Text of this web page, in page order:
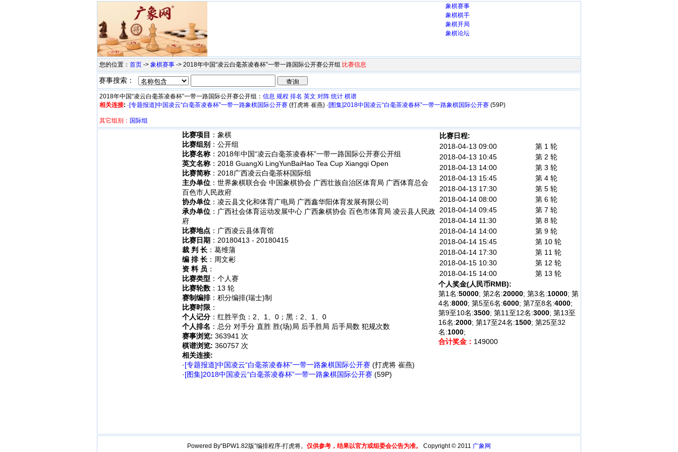
象棋赛事
象棋棋手
象棋开局
象棋论坛
您的位置： 首页 -> 象棋赛事 -> 2018年中国“凌云白毫茶凌春杯”一带一路国际公开赛公开组 比赛信息
赛事搜索：
2018年中国“凌云白毫茶凌春杯”一带一路国际公开赛公开组： 信息 规程 排名 英文 对阵 统计 棋谱
相关连接: ·[专题报道]中国凌云“白毫茶凌春杯”一带一路象棋国际公开赛 (打虎将 崔燕) ·[图集]2018中国凌云“白毫茶凌春杯”一带一路象棋国际公开赛 (59P)
其它组别： 国际组
比赛项目 ：象棋
比赛组别 ：公开组
比赛名称 ：2018年中国“凌云白毫茶凌春杯”一带一路国际公开赛公开组
英文名称 ：2018 GuangXi LingYunBaiHao Tea Cup Xiangqi Open
比赛简称 ：2018广西凌云白毫茶杯国际组
主办单位 ：世界象棋联合会 中国象棋协会 广西壮族自治区体育局 广西体育总会
百色市人民政府
协办单位 ：凌云县文化和体育广电局 广西鑫华阳体育发展有限公司
承办单位 ：广西社会体育运动发展中心 广西象棋协会 百色市体育局 凌云县人民政
府
比赛地点 ：广西凌云县体育馆
比赛日期 ：20180413 - 20180415
裁 判 长 ：葛维蒲
编 排 长 ：周文彬
资 料 员 ：
比赛类型 ：个人赛
比赛轮数 ：13 轮
赛制编排：积分编排(瑞士)制
比赛时限 ：
个人记分 ：红胜平负：2、1、0；黑：2、1、0
个人排名 ：总分 对手分 直胜 胜(场)局 后手胜局 后手局数 犯规次数
赛事浏览: 363941 次
棋谱浏览: 360757 次
相关连接:
·[专题报道]中国凌云“白毫茶凌春杯”一带一路象棋国际公开赛 (打虎将 崔燕)
·[图集]2018中国凌云“白毫茶凌春杯”一带一路象棋国际公开赛 (59P)
比赛日程:
2018-04-13 09:00
第 1 轮
2018-04-13 10:45
第 2 轮
2018-04-13 14:00
第 3 轮
2018-04-13 15:45
第 4 轮
2018-04-13 17:30
第 5 轮
2018-04-14 08:00
第 6 轮
2018-04-14 09:45
第 7 轮
2018-04-14 11:30
第 8 轮
2018-04-14 14:00
第 9 轮
2018-04-14 15:45
第 10 轮
2018-04-14 17:30
第 11 轮
2018-04-15 10:30
第 12 轮
2018-04-15 14:00
第 13 轮
个人奖金(人民币RMB):
第1名:50000; 第2名:20000; 第3名:10000; 第
4名:8000; 第5至6名:6000; 第7至8名:4000;
第9至10名:3500; 第11至12名:3000; 第13至
16名:2000; 第17至24名:1500; 第25至32
名:1000;
合计奖金： 149000
Powered By“BPW1.82版”编排程序-打虎将。 仅供参考，结果以官方或组委会公告为准。 Copyright © 2011 广象网